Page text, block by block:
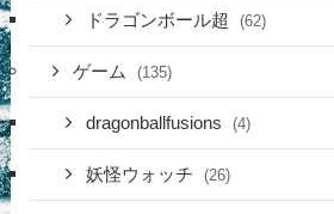
ドラゴンボール超 (62)
ゲーム (135)
dragonballfusions (4)
妖怪ウォッチ (26)